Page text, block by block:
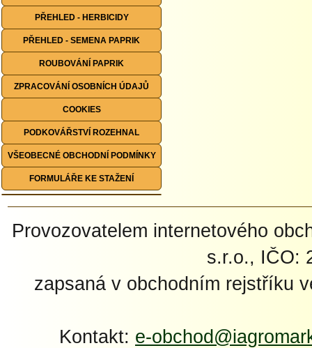
PŘEHLED - HERBICIDY
PŘEHLED - SEMENA PAPRIK
ROUBOVÁNÍ PAPRIK
ZPRACOVÁNÍ OSOBNÍCH ÚDAJŮ
COOKIES
PODKOVÁŘSTVÍ ROZEHNAL
VŠEOBECNÉ OBCHODNÍ PODMÍNKY
FORMULÁŘE KE STAŽENÍ
Provozovatelem internetového
s.r.o., IČO:
zapsaná v obchodním rejstříku
Kontakt: e-